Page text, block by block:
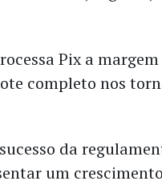
Pix a
completo nos
da
um